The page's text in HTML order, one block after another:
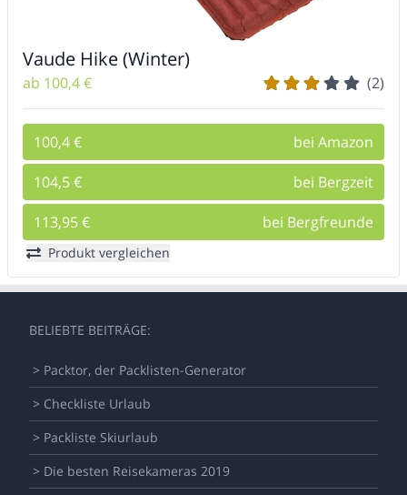
Vaude Hike (Winter)
ab 100,4 € (2)
100,4 €
bei Amazon
104,5 €
bei Bergzeit
113,95 €
bei Bergfreunde
Produkt vergleichen
BELIEBTE BEITRÄGE:
> Packtor, der Packlisten-Generator
> Checkliste Urlaub
> Packliste Skiurlaub
> Die besten Reisekameras 2019